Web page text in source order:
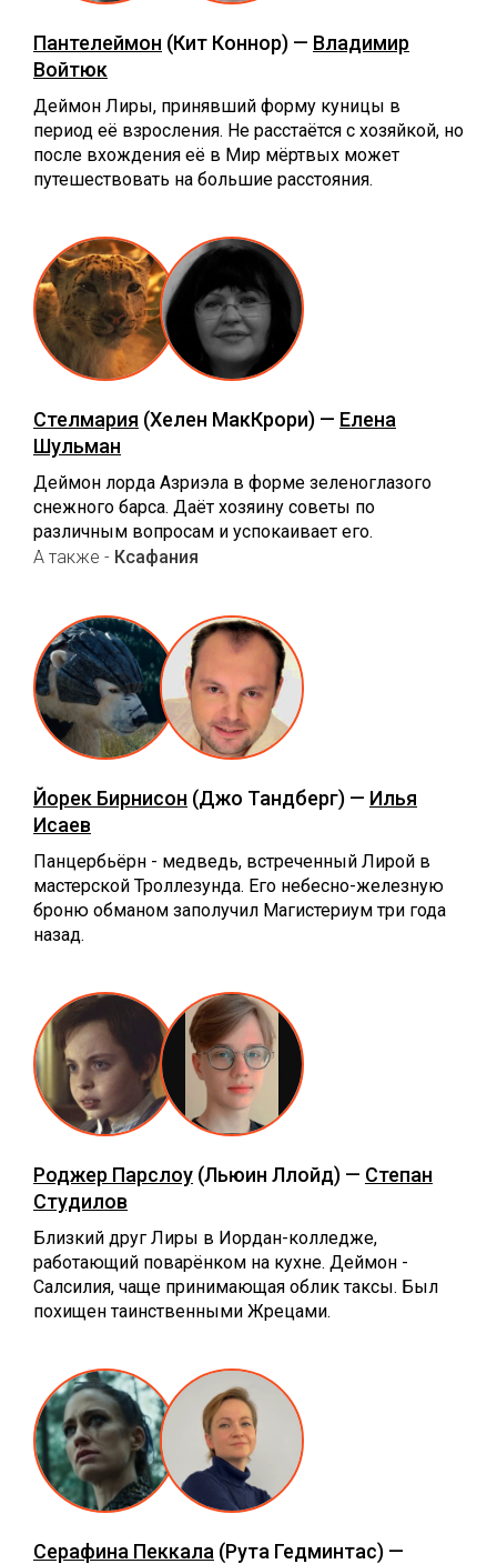
Пантелеймон (Кит Коннор) — Владимир
Войтюк
Деймон Лиры, принявший форму куницы в
период её взросления. Не расстаётся с хозяйкой, но
после вхождения её в Мир мёртвых может
путешествовать на большие расстояния.
Стелмария (Хелен МакКрори) — Елена
Шульман
Деймон лорда Азриэла в форме зеленоглазого
снежного барса. Даёт хозяину советы по
различным вопросам и успокаивает его.
А также - Ксафания
Йорек Бирнисон (Джо Тандберг) — Илья
Исаев
Панцербьёрн - медведь, встреченный Лирой в
мастерской Троллезунда. Его небесно-железную
броню обманом заполучил Магистериум три года
назад.
Роджер Парслоу (Льюин Ллойд) — Степан
Студилов
Близкий друг Лиры в Иордан-колледже,
работающий поварёнком на кухне. Деймон -
Салсилия, чаще принимающая облик таксы. Был
похищен таинственными Жрецами.
Серафина Пеккала (Рута Гедминтас) —